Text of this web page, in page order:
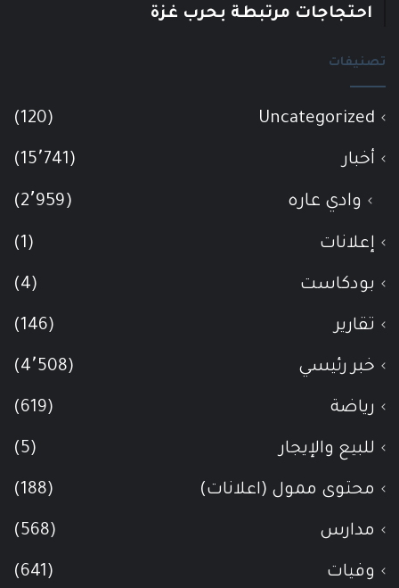
احتجاجات مرتبطة بحرب غزة
تصنيفات
Uncategorized
(120)
أخبار (15٬741)
وادي عاره (2٬959)
إعلانات (1)
بودكاست (4)
تقارير (146)
خبر رئيسي (4٬508)
رياضة (619)
للبيع والإيجار (5)
محتوى ممول (اعلانات) (188)
مدارس (568)
وفيات (641)